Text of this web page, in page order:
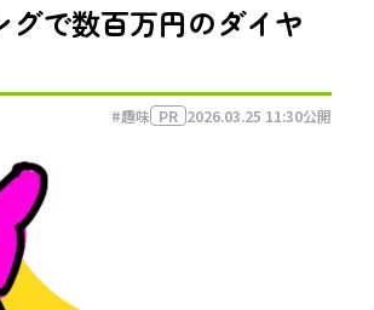
で数百万円のダイヤ
#趣味 PR 2026.03.25 11:30公開